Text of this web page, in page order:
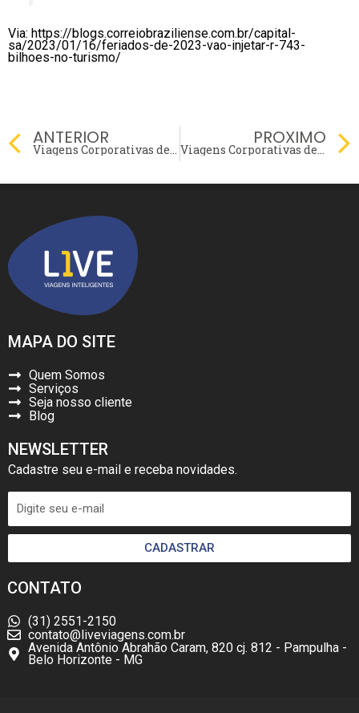
Via: https://blogs.correiobraziliense.com.br/capital-
sa/2023/01/16/feriados-de-2023-vao-injetar-r-743-
bilhoes-no-turismo/
Prev
ANTERIOR PROXIMO
MAPA DO SITE
Quem Somos
Serviços
Seja nosso cliente
Blog
NEWSLETTER
Cadastre seu e-mail e receba novidades.
CADASTRAR
CONTATO
(31) 2551-2150
contato@liveviagens.com.br
Avenida Antônio Abrahão Caram, 820 cj. 812 - Pampulha -
Belo Horizonte - MG